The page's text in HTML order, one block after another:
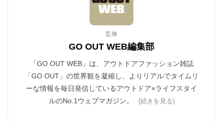
監修
GO OUT WEB編集部
「GO OUT WEB」は、アウトドアファッション雑誌
「GO OUT」の世界観を凝縮し、よりリアルでタイムリ
ーな情報を毎日発信しているアウトドア×ライフスタイ
ルのNo.1ウェブマガジン。
(続きを見る)